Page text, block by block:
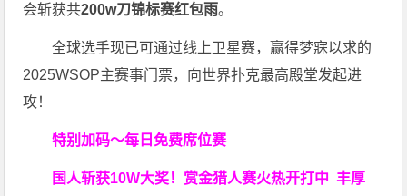
会斩获共200w刀锦标赛红包雨。
全球选手现已可通过线上卫星赛，赢得梦寐以求的
2025WSOP主赛事门票，向世界扑克最高殿堂发起进
攻！
特别加码～每日免费席位赛
国人斩获10W大奖！ 赏金猎人赛火热开打中 丰厚